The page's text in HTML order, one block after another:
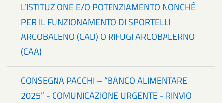
L’ISTITUZIONE E/O POTENZIAMENTO NONCHÉ
PER IL FUNZIONAMENTO DI SPORTELLI
ARCOBALENO (CAD) O RIFUGI ARCOBALERNO
(CAA)
CONSEGNA PACCHI – “BANCO ALIMENTARE
2025” - COMUNICAZIONE URGENTE - RINVIO